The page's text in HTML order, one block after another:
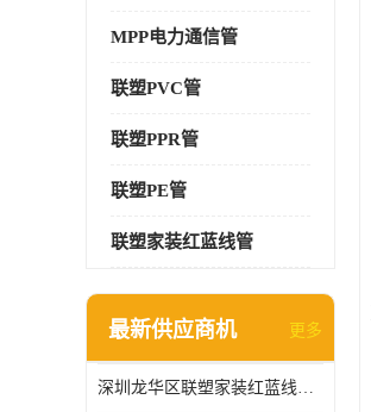
MPP电力通信管
联塑PVC管
联塑PPR管
联塑PE管
联塑家装红蓝线管
最新供应商机 更多
深圳龙华区联塑家装红蓝线管报价单